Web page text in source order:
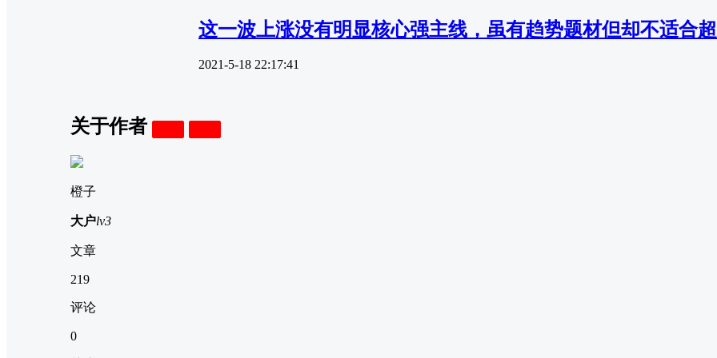
这一波上涨没有明显核心强主线，虽有趋势题材但却不适合
2021-5-18 22:17:41
关于作者
橙子
大户lv3
文章
219
评论
0